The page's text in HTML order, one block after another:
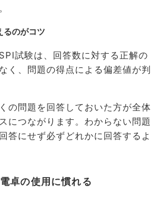
るのがコツ
試験は、回答数に対する正解の
く、問題の得点による偏差値が判
の問題を回答しておいた方が全体
につながります。わからない問題
答にせず必ずどれかに回答するよ
卓の使用に慣れる